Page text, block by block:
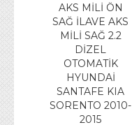
AKS MİLİ ÖN
SAĞ İLAVE AKS
MİLİ SAĞ 2.2
DİZEL
OTOMATİK
HYUNDAİ
SANTAFE KIA
SORENTO 2010-
2015